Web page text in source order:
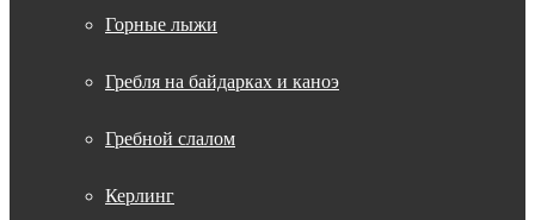
Горные лыжи
Гребля на байдарках и каноэ
Гребной слалом
Керлинг